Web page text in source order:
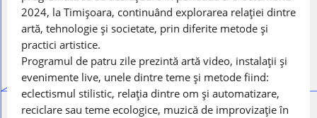
2024, la Timișoara, continuând explorarea relației dintre
artă, tehnologie și societate, prin diferite metode și
practici artistice.
Programul de patru zile prezintă artă video, instalații și
evenimente live, unele dintre teme și metode fiind: ​​
eclectismul stilistic, relația dintre om și automatizare,
reciclare sau teme ecologice, muzică de improvizație în